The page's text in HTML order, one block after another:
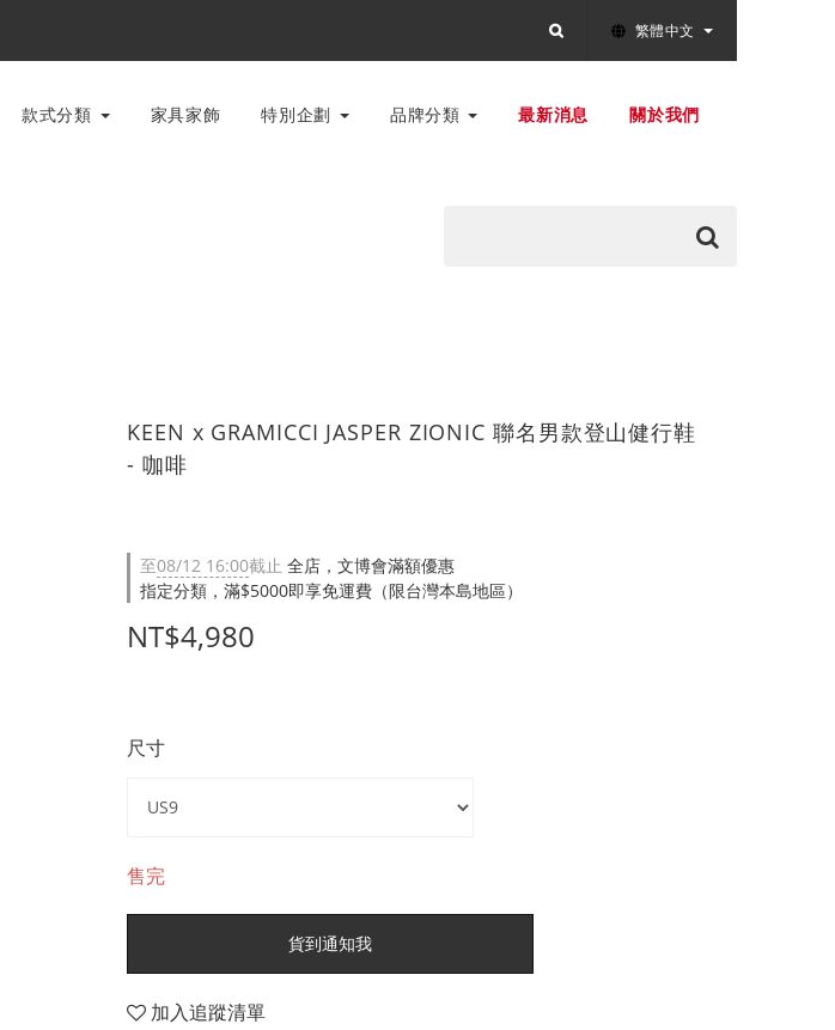
繁體中文
款式分類 家具家飾 特別企劃 品牌分類 最新消息 關於我們
KEEN x GRAMICCI JASPER ZIONIC 聯名男款登山健行鞋
- 咖啡
至08/12 16:00截止 全店，文博會滿額優惠
指定分類，滿$5000即享免運費（限台灣本島地區）
NT$4,980
尺寸
售完
貨到通知我
加入追蹤清單